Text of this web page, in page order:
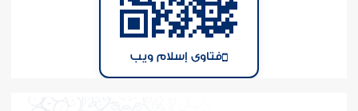
فتاوى إسلام ويب